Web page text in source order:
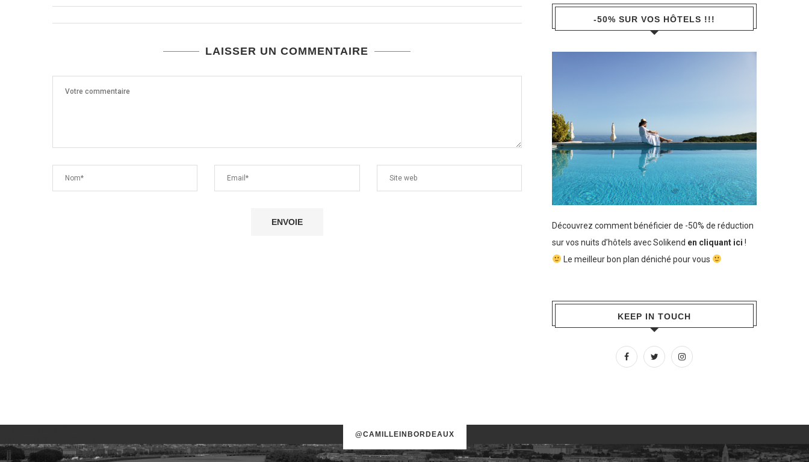
LAISSER UN COMMENTAIRE
-50% SUR VOS HÔTELS !!!
Découvrez comment bénéficier de -50% de réduction
sur vos nuits d’hôtels avec Solikend en cliquant ici !
Le meilleur bon plan déniché pour vous
KEEP IN TOUCH
@CAMILLEINBORDEAUX